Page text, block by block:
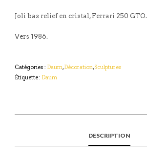
Joli bas relief en cristal, Ferrari 250 GTO.
Vers 1986.
Catégories : Daum,Décoration,Sculptures
Étiquette : Daum
DESCRIPTION